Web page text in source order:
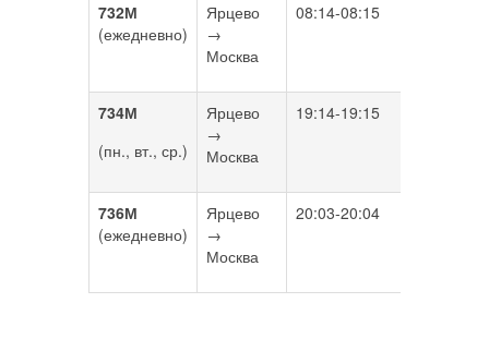
732М
(ежедневно)
Ярцево
→
Москва
08:14-08:15
734М
(пн., вт., ср.)
Ярцево
→
Москва
19:14-19:15
736М
(ежедневно)
Ярцево
→
Москва
20:03-20:04